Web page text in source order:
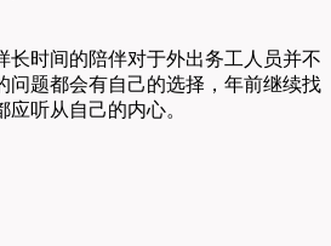
长时间的陪伴对于外出务工人员并不
问题都会有自己的选择，年前继续找
听从自己的内心。